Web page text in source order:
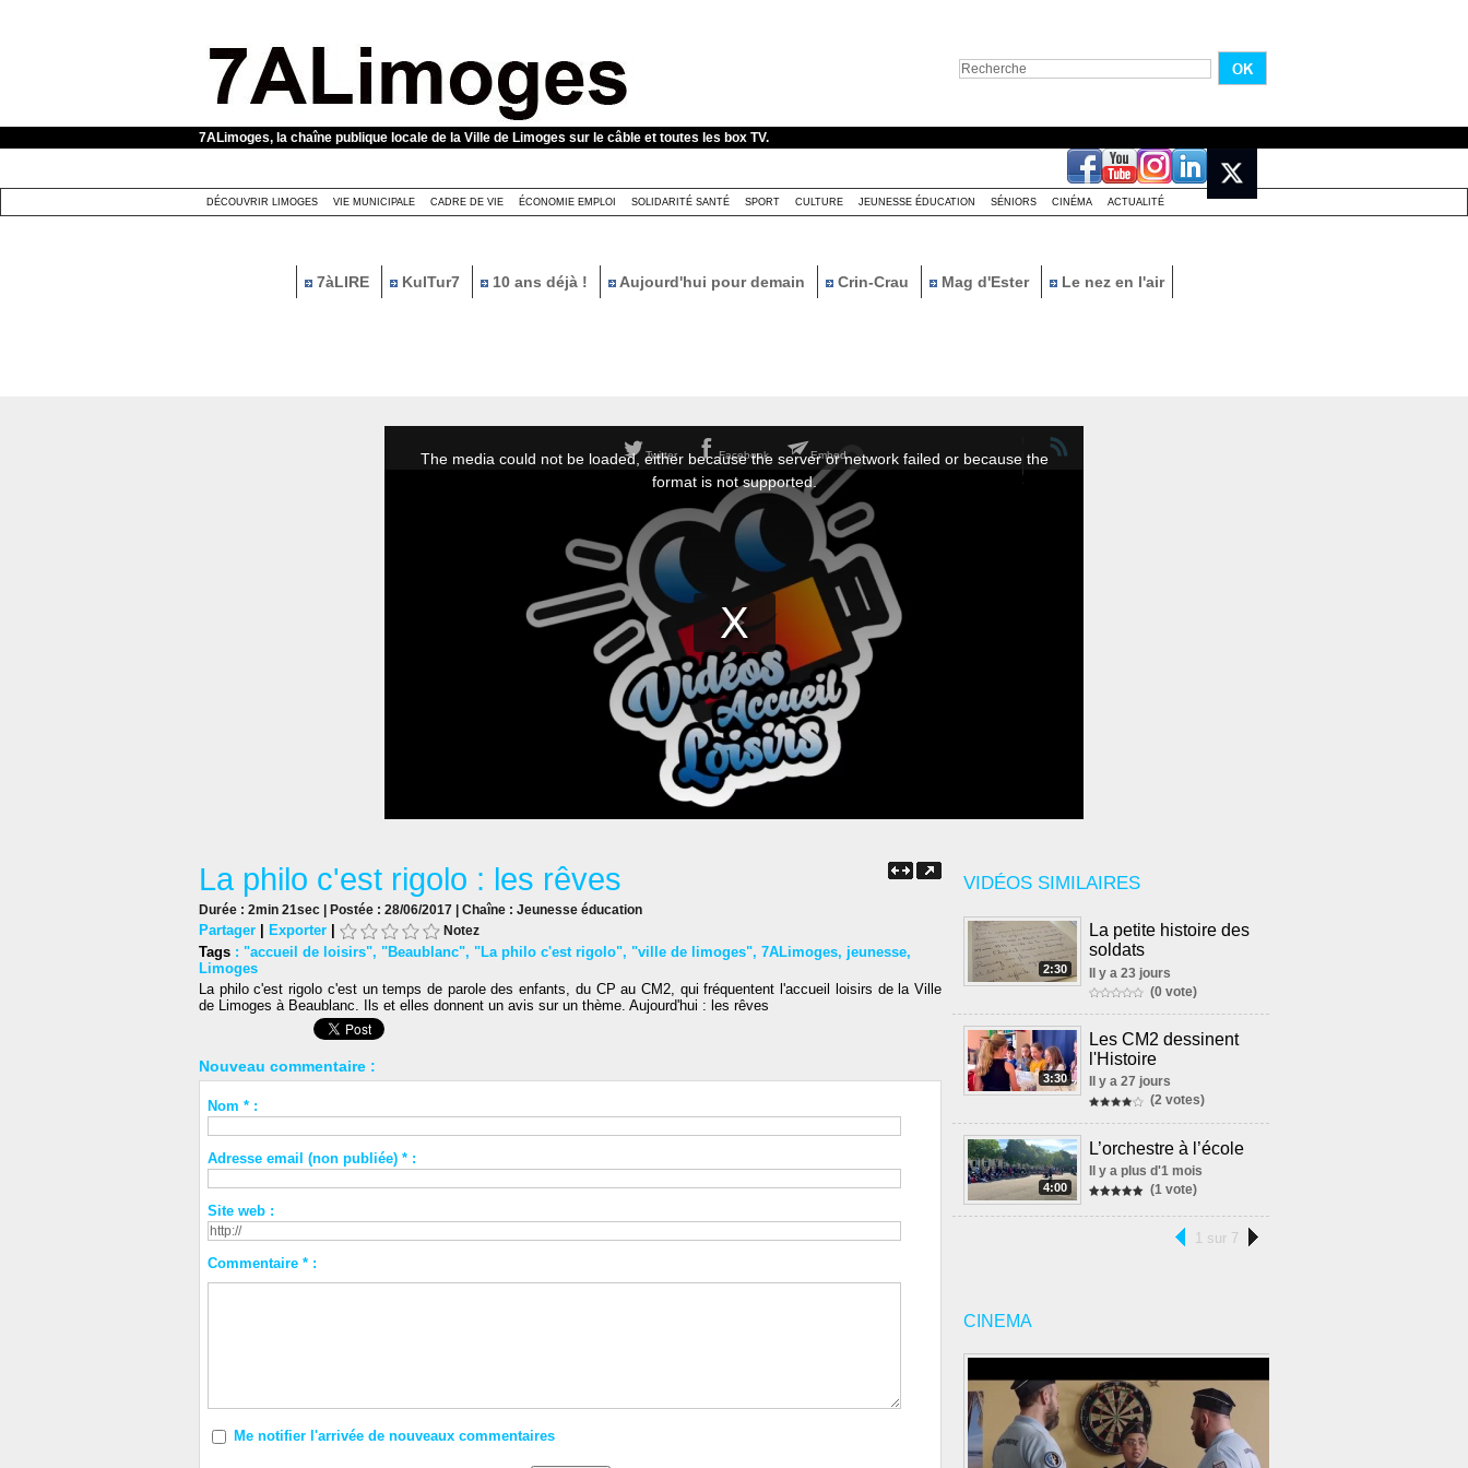
7ALimoges, la chaîne publique locale de la Ville de Limoges sur le câble et toutes les box TV.
DÉCOUVRIR LIMOGES VIE MUNICIPALE CADRE DE VIE ÉCONOMIE EMPLOI SOLIDARITÉ SANTÉ SPORT CULTURE JEUNESSE ÉDUCATION SÉNIORS CINÉMA ACTUALITÉ
7àLIRE KulTur7 10 ans déjà ! Aujourd'hui pour demain Crin-Crau Mag d'Ester Le nez en l'air
VIDÉOS SIMILAIRES
2:30
La petite histoire des
soldats
Il y a 23 jours
(0 vote)
3:30
Les CM2 dessinent
l'Histoire
Il y a 27 jours
(2 votes)
4:00
L’orchestre à l’école
Il y a plus d'1 mois
(1 vote)
1 sur 7
CINEMA
La philo c'est rigolo : les rêves
Durée : 2min 21sec | Postée : 28/06/2017 | Chaîne : Jeunesse éducation
Partager | Exporter | Notez
Tags : "accueil de loisirs", "Beaublanc", "La philo c'est rigolo", "ville de limoges", 7ALimoges, jeunesse,
Limoges
La philo c'est rigolo c'est un temps de parole des enfants, du CP au CM2, qui fréquentent l'accueil loisirs de la Ville
de Limoges à Beaublanc. Ils et elles donnent un avis sur un thème. Aujourd'hui : les rêves
Nouveau commentaire :
Nom * :
Adresse email (non publiée) * :
Site web :
Commentaire * :
Me notifier l'arrivée de nouveaux commentaires